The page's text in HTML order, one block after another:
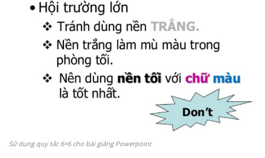
Sử dụng quy tắc 6×6 cho bài giảng Powerpoint